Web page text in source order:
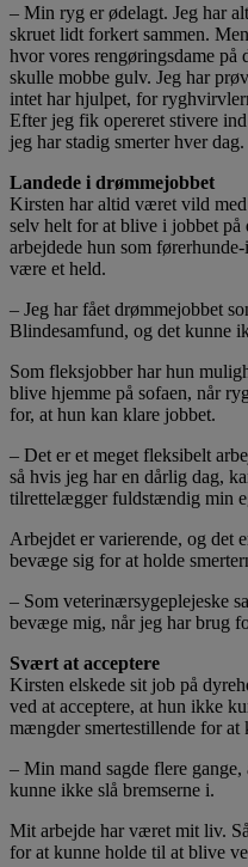
– Min ryg er ødelagt. Jeg har
skruet lidt forkert sammen.
hvor vores rengøringsdame på
skulle mobbe gulv. Jeg har
intet har hjulpet, for
Efter jeg fik opereret stivere
jeg har stadig smerter hver dag.
Landede i drømmejobbet
Kirsten har altid været vild
selv helt for at blive i jobbet på
arbejdede hun som
være et held.
– Jeg har fået drømmejobbet
Blindesamfund, og det kunne
Som fleksjobber har hun
blive hjemme på sofaen, når
for, at hun kan klare jobbet.
– Det er et meget fleksibelt
så hvis jeg har en dårlig dag,
tilrettelægger fuldstændig min
Arbejdet er varierende, og det
bevæge sig for at holde
– Som veterinærsygeplejeske
bevæge mig, når jeg har brug
Svært at acceptere
Kirsten elskede sit job på
ved at acceptere, at hun ikke
mængder smertestillende for at
– Min mand sagde flere
kunne ikke slå bremserne i.
Mit arbejde har været mit liv.
for at kunne holde til at blive